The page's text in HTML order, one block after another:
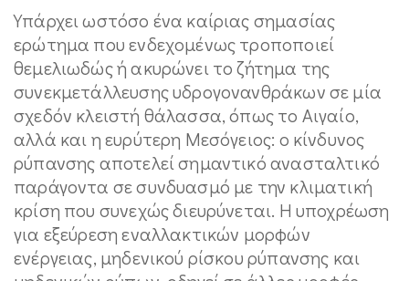
Υπάρχει ωστόσο ένα καίριας σημασίας
ερώτημα που ενδεχομένως τροποποιεί
θεμελιωδώς ή ακυρώνει το ζήτημα της
συνεκμετάλλευσης υδρογονανθράκων σε μία
σχεδόν κλειστή θάλασσα, όπως το Αιγαίο,
αλλά και η ευρύτερη Μεσόγειος: ο κίνδυνος
ρύπανσης αποτελεί σημαντικό ανασταλτικό
παράγοντα σε συνδυασμό με την κλιματική
κρίση που συνεχώς διευρύνεται. Η υποχρέωση
για εξεύρεση εναλλακτικών μορφών
ενέργειας, μηδενικού ρίσκου ρύπανσης και